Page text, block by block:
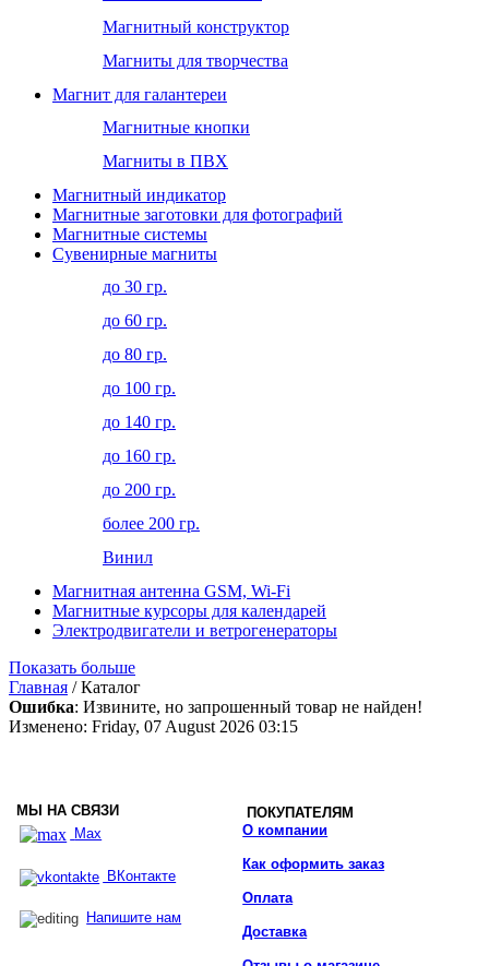
Магнитный конструктор
Магниты для творчества
Магнит для галантереи
Магнитные кнопки
Магниты в ПВХ
Магнитный индикатор
Магнитные заготовки для фотографий
Магнитные системы
Сувенирные магниты
до 30 гр.
до 60 гр.
до 80 гр.
до 100 гр.
до 140 гр.
до 160 гр.
до 200 гр.
более 200 гр.
Винил
Магнитная антенна GSM, Wi-Fi
Магнитные курсоры для календарей
Электродвигатели и ветрогенераторы
Показать больше
Главная / Каталог
Ошибка: Извините, но запрошенный товар не найден!
Изменено: Friday, 07 August 2026 03:15
МЫ НА СВЯЗИ
ПОКУПАТЕЛЯМ
Max
ВКонтакте
Напишите нам
О компании
Как оформить заказ
Оплата
Доставка